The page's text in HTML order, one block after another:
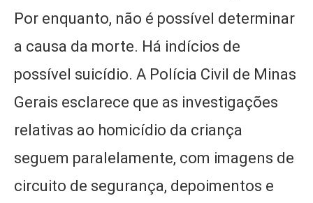
Por enquanto, não é possível determinar
a causa da morte. Há indícios de
possível suicídio. A Polícia Civil de Minas
Gerais esclarece que as investigações
relativas ao homicídio da criança
seguem paralelamente, com imagens de
circuito de segurança, depoimentos e